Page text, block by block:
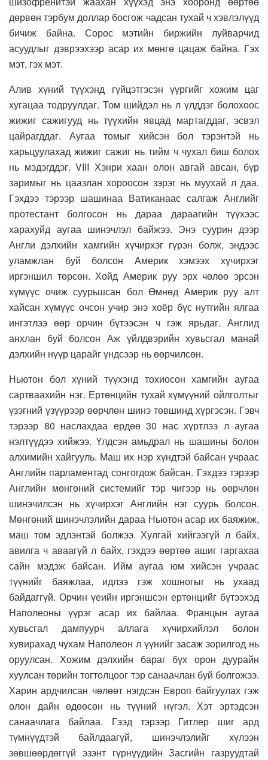
дөрвөн тэрбум доллар босгож чадсан тухай ч хэвлэлүүд
бичиж байна. Сорос мэтийн биржийн луйварчид
асуудлыг дэврээхээр асар их мөнгө цацаж байна. Гэх
мэт, гэх мэт.
Алив хүний түүхэнд гүйцэтгэсэн үүргийг хожим цаг
хугацаа тодруулдаг. Том шийдэл нь л үлддэг болохоос
жижиг сажигууд нь түүхийн явцад мартагддаг, эсвэл
цайрагддаг. Аугаа томыг хийсэн бол тэрэнтэй нь
харьцуулахад жижиг сажиг нь тийм ч чухал биш болох
нь мэдэгддэг. VIII Хэнри хаан олон авгай авсан, бүр
заримыг нь цаазлан хороосон зэрэг нь муухай л даа.
Гэхдээ тэрээр шашинаа Ватиканаас салгаж Английг
протестант болгосон нь дараа дараагийн түүхээс
харахуйд аугаа шинэчлэл байжээ. Энэ суурин дээр
Англи дэлхийн хамгийн хүчирхэг гүрэн болж, эндээс
уламжлан буй болсон Америк хэмээх хүчирхэг
иргэншил төрсөн. Хойд Америк руу эрх чөлөө эрсэн
хүмүүс очиж суурьшсан бол Өмнөд Америк руу алт
хайсан хүмүүс очсон учир энэ хоёр бүс нутгийн ялгаа
ингэтлээ өөр орчин бүтээсэн ч гэж ярьдаг. Англид
анхлан буй болсон Аж үйлдвэрийн хувьсгал манай
дэлхийн нүүр царайг үндсээр нь өөрчилсөн.
Ньютон бол хүний түүхэнд тохиосон хамгийн аугаа
сартваахийн нэг. Ертөнцийн тухай хүмүүний ойлголтыг
үзэгний үзүүрээр өөрчлөн шинэ төвшинд хүргэсэн. Гэвч
тэрээр 80 наслахдаа ердөө 30 нас хүртлээ л аугаа
нэлтүүдээ хийжээ. Үлдсэн амьдрал нь шашины болон
алхимийн хайгууль. Маш их нэр хүндтэй байсан учраас
Английн парламентад сонгогдож байсан. Гэхдээ тэрээр
Английн мөнгөний системийг тэр чигээр нь өөрчлөн
шинэчилсэн нь хүчирхэг Английн нэг суурь болсон.
Мөнгөний шинэчлэлийн дараа Ньютон асар их баяжиж,
маш том эдлэнтэй болжээ. Хулгай хийгээгүй л байх,
авилга ч аваагүй л байх, гэхдээ өөртөө ашиг гаргахаа
сайн мэдэж байсан. Ийм аугаа юм хийсэн учраас
түүнийг баяжлаа, идлээ гэж хошногыг нь ухаад
байдаггүй. Орчин үеийн иргэншсэн ертөнцийг бүтээхэд
Наполеоны үүрэг асар их байлаа. Францын аугаа
хувьсгал дампуурч аллага хүчирхийлэл болон
хувирахад чухам Наполеон л үүнийг засаж зорилгод нь
оруулсан. Хожим дэлхийн бараг бүх орон дуурайн
хуулсан төрийн тогтолцоог тэр санаачлан буй болгожээ.
Харин ардчилсан чөлөөт нэгдсэн Европ байгуулах гэж
олон дайн өдөөсөн нь түүний нүгэл. Хэт эртэдсэн
санаачлага байлаа. Гээд тэрээр Гитлер шиг ард
түмнүүдтэй байлдаагүй, шинэчлэлийг хүлээн
зөвшөөрдөггүй эзэнт гүрнүүдийн Засгийн газруудтай